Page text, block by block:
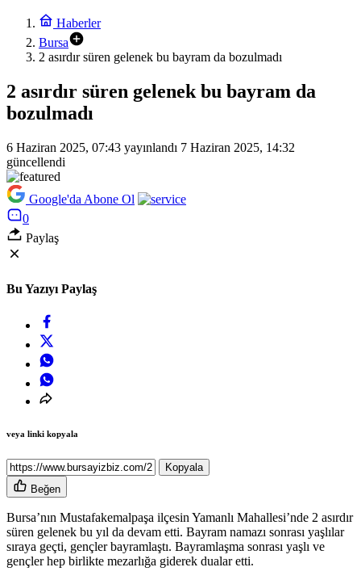
Haberler
Bursa
2 asırdır süren gelenek bu bayram da bozulmadı
2 asırdır süren gelenek bu bayram da
bozulmadı
6 Haziran 2025, 07:43 yayınlandı 7 Haziran 2025, 14:32
güncellendi
Google'da Abone Ol
0
Paylaş
Bu Yazıyı Paylaş
veya linki kopyala
Kopyala
Beğen
Bursa’nın Mustafakemalpaşa ilçesin Yamanlı Mahallesi’nde 2 asırdır
süren gelenek bu yıl da devam etti. Bayram namazı sonrası yaşlılar
sıraya geçti, gençler bayramlaştı. Bayramlaşma sonrası yaşlı ve
gençler hep birlikte mezarlığa giderek dualar etti.